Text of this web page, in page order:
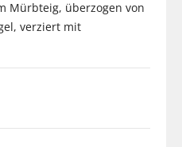
Mürbteig, überzogen von
verziert mit